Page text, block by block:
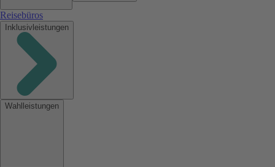
Reisebüros
Inklusivleistungen
Wahlleistungen